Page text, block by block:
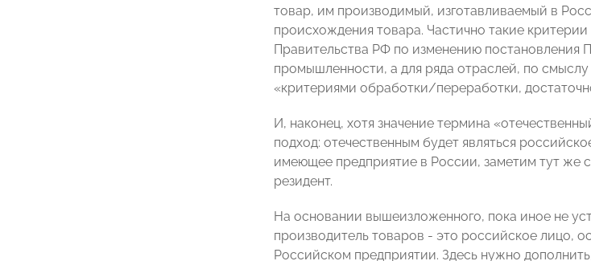
товар, им производимый, изготавливаемый в
происхождения товара. Частично такие
Правительства РФ по изменению
промышленности, а для ряда отраслей, по
«критериями обработки/переработки,
И, наконец, хотя значение термина
подход: отечественным будет являться
имеющее предприятие в России, заметим тут же
резидент.
На основании вышеизложенного, пока иное не
производитель товаров - это российское лицо,
Российском предприятии. Здесь нужно